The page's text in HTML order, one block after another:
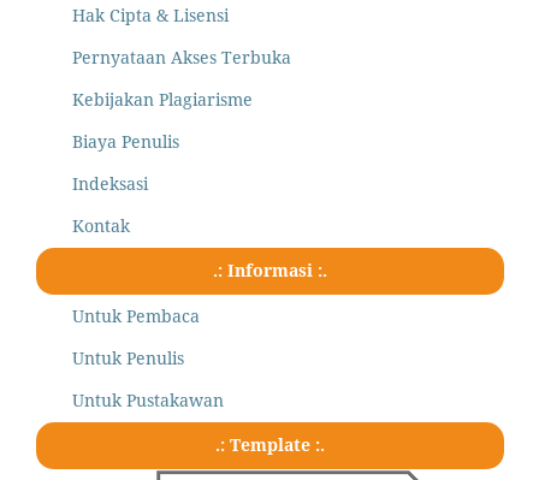
Hak Cipta & Lisensi
Pernyataan Akses Terbuka
Kebijakan Plagiarisme
Biaya Penulis
Indeksasi
Kontak
.: Informasi :.
Untuk Pembaca
Untuk Penulis
Untuk Pustakawan
.: Template :.